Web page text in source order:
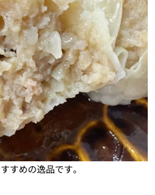
すめの逸品です。